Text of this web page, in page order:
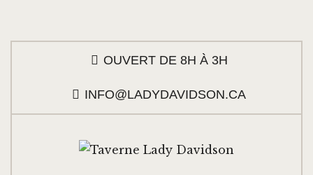
OUVERT DE 8H À 3H
INFO@LADYDAVIDSON.CA